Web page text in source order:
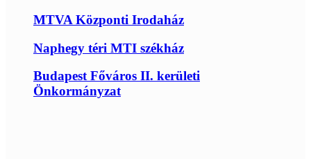
MTVA Központi Irodaház
Naphegy téri MTI székház
Budapest Főváros II. kerületi
Önkormányzat